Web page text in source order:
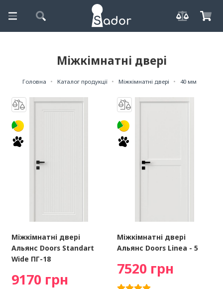
Міжкімнатні двері
Головна Каталог продукції Міжкімнатні двері 40 мм
Міжкімнатні двері
Альянс Doors Standart
Wide ПГ-18
9170 грн
Міжкімнатні двері
Альянс Doors Linea - 5
7520 грн